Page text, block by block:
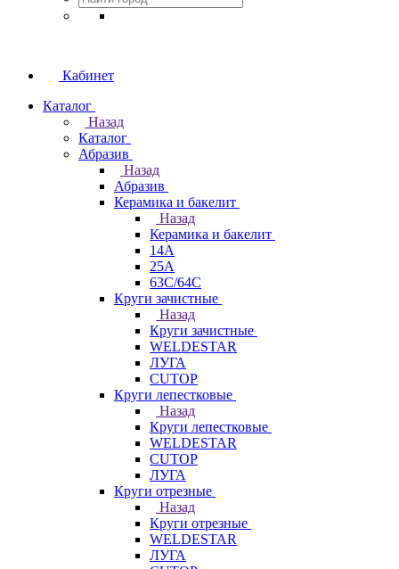
Кабинет
Каталог
Назад
Каталог
Абразив
Назад
Абразив
Керамика и бакелит
Назад
Керамика и бакелит
14А
25А
63С/64С
Круги зачистные
Назад
Круги зачистные
WELDESTAR
ЛУГА
CUTOP
Круги лепестковые
Назад
Круги лепестковые
WELDESTAR
CUTOP
ЛУГА
Круги отрезные
Назад
Круги отрезные
WELDESTAR
ЛУГА